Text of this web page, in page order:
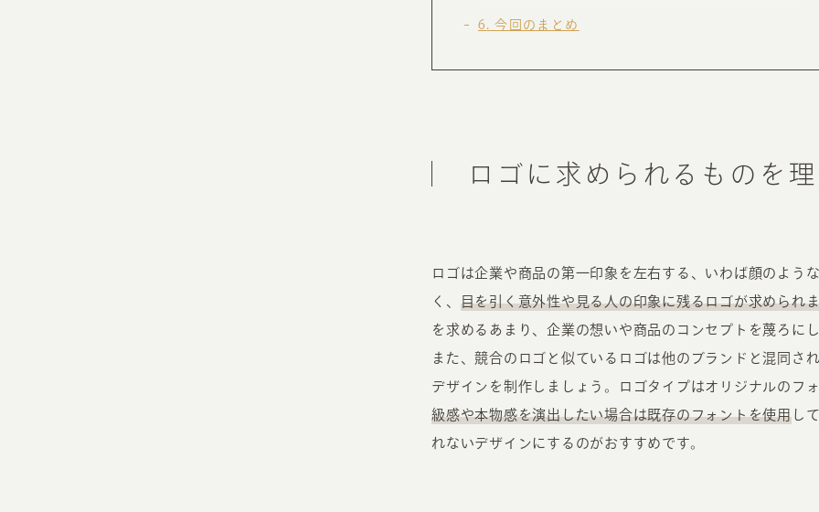
6 今回のまとめ
ロゴに求められるものを理
ロゴは企業や商品の第一印象を左右する、いわば顔のよう
く、 目を引く意外性や見る人の印象に残るロゴが求められ
を求めるあまり、企業の想いや商品のコンセプトを蔑ろに
また、競合のロゴと似ているロゴは他のブランドと混同さ
デザインを制作しましょう。ロゴタイプはオリジナルのフ
級感や本物感を演出したい場合は既存のフォントを使用し
れないデザインにするのがおすすめです。